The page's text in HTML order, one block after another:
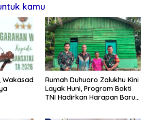
kamu
Wakasad
Rumah Duhuaro Zalukhu Kini
Layak Huni, Program Bakti
TNI Hadirkan Harapan Baru